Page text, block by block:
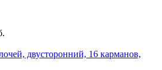
двусторонний, 16 карманов,